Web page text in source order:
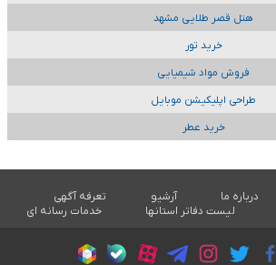
هتل قصر طلایی مشهد
خرید تور
فروش مواد شیمیایی
طراحی اپلیکیشن موبایل
خرید عطر
درباره ما آرشیو
تعرفه آگهی
لیست دفاتر استانها خدمات رسانه ای